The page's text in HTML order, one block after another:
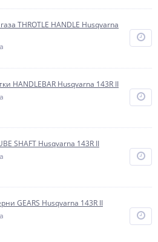
THROTLE HANDLE Husqvarna
HANDLEBAR Husqvarna 143R II
SHAFT Husqvarna 143R II
GEARS Husqvarna 143R II